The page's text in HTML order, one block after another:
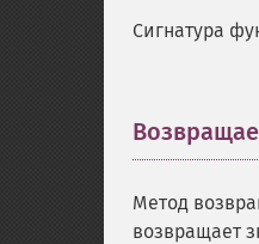
Сигнатура
Метод
возвращает